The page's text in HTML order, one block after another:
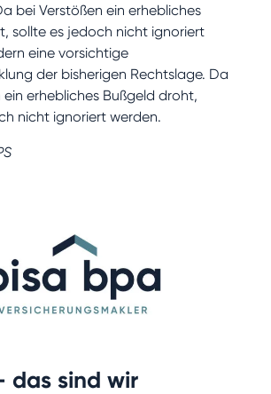
bei Verstößen ein erhebliches
sollte es jedoch nicht ignoriert
eine vorsichtige
der bisherigen Rechtslage. Da
ein erhebliches Bußgeld droht,
nicht ignoriert werden.
das sind wir